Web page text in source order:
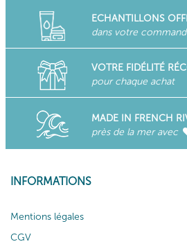
ECHANTILLONS
dans votre
VOTRE FIDÉLITÉ
pour chaque achat
MADE IN FRENCH
près de la mer avec
INFORMATIONS
Mentions légales
CGV